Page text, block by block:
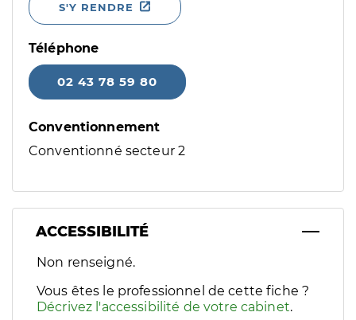
S'Y RENDRE
Téléphone
02 43 78 59 80
Conventionnement
Conventionné secteur 2
ACCESSIBILITÉ
Filtres
Sélectionnez un ou plusieurs handicaps/besoins
Non renseigné.
Vous êtes le professionnel de cette fiche ?
Décrivez l'accessibilité de votre cabinet.